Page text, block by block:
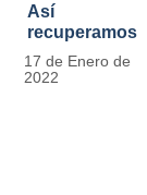
Así
recuperamos
las bancas del
Park Way
17 de Enero de
2022